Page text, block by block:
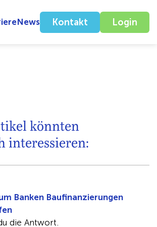
News Kontakt Login
könnten
interessieren:
Banken Baufinanzierungen
die Antwort.